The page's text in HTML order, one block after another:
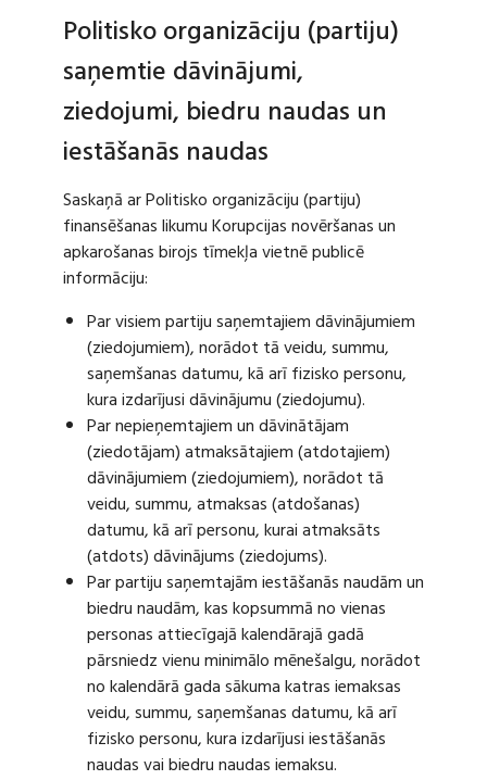
Politisko organizāciju (partiju)
saņemtie dāvinājumi,
ziedojumi, biedru naudas un
iestāšanās naudas
Saskaņā ar Politisko organizāciju (partiju)
finansēšanas likumu Korupcijas novēršanas un
apkarošanas birojs tīmekļa vietnē publicē
informāciju:
Par visiem partiju saņemtajiem dāvinājumiem
(ziedojumiem), norādot tā veidu, summu,
saņemšanas datumu, kā arī fizisko personu,
kura izdarījusi dāvinājumu (ziedojumu).
Par nepieņemtajiem un dāvinātājam
(ziedotājam) atmaksātajiem (atdotajiem)
dāvinājumiem (ziedojumiem), norādot tā
veidu, summu, atmaksas (atdošanas)
datumu, kā arī personu, kurai atmaksāts
(atdots) dāvinājums (ziedojums).
Par partiju saņemtajām iestāšanās naudām un
biedru naudām, kas kopsummā no vienas
personas attiecīgajā kalendārajā gadā
pārsniedz vienu minimālo mēnešalgu, norādot
no kalendārā gada sākuma katras iemaksas
veidu, summu, saņemšanas datumu, kā arī
fizisko personu, kura izdarījusi iestāšanās
naudas vai biedru naudas iemaksu.